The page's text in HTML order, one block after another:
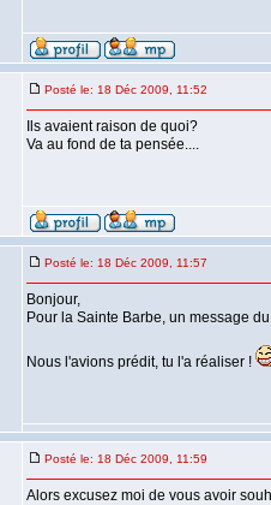
Posté le: 18 Déc 2009, 11:52
Ils avaient raison de quoi?
Va au fond de ta pensée....
Posté le: 18 Déc 2009, 11:57
Bonjour,
Pour la Sainte Barbe, un message
Nous l'avions prédit, tu l'a réaliser !
Posté le: 18 Déc 2009, 11:59
Alors excusez moi de vous avoir